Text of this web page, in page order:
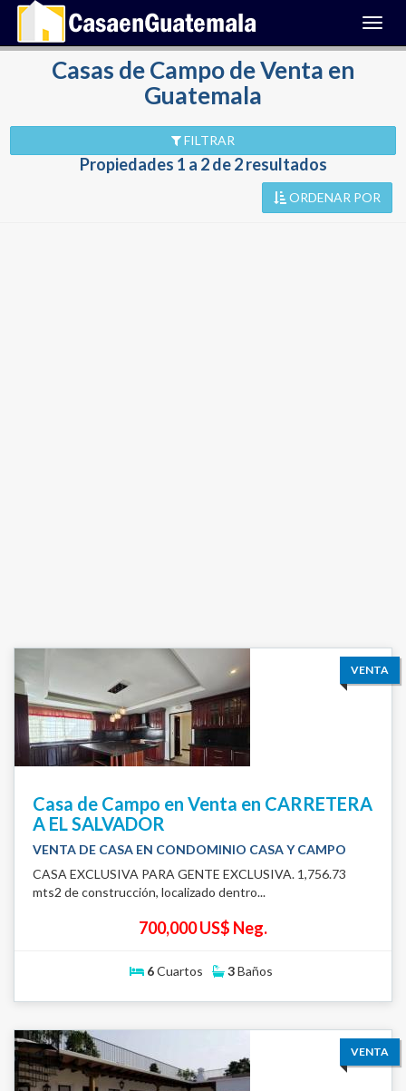
Casas de Campo de Venta en
Guatemala
FILTRAR
Propiedades 1 a 2 de 2 resultados
ORDENAR POR
VENTA
Casa de Campo en Venta en CARRETERA
A EL SALVADOR
VENTA DE CASA EN CONDOMINIO CASA Y CAMPO
CASA EXCLUSIVA PARA GENTE EXCLUSIVA. 1,756.73
mts2 de construcción, localizado dentro...
700,000 US$ Neg.
6Cuartos 3Baños
VENTA